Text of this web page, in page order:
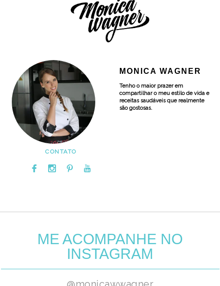
MONICA WAGNER
Tenho o maior prazer em
compartilhar o meu estilo de vida e
receitas saudáveis que realmente
são gostosas.
CONTATO
ME ACOMPANHE NO
INSTAGRAM